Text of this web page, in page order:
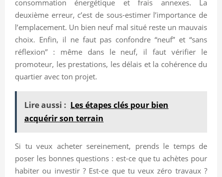
consommation énergétique et frais annexes. La
deuxième erreur, c’est de sous-estimer l’importance de
l’emplacement. Un bien neuf mal situé reste un mauvais
choix. Enfin, il ne faut pas confondre “neuf” et “sans
réflexion” : même dans le neuf, il faut vérifier le
promoteur, les prestations, les délais et la cohérence du
quartier avec ton projet.
Lire aussi : Les étapes clés pour bien
acquérir son terrain
Si tu veux acheter sereinement, prends le temps de
poser les bonnes questions : est-ce que tu achètes pour
habiter ou investir ? Est-ce que tu veux zéro travaux ?